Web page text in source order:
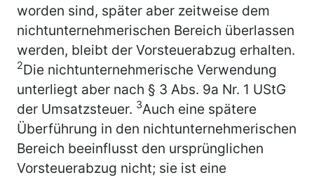
worden sind, später aber zeitweise dem
nichtunternehmerischen Bereich überlassen
werden, bleibt der Vorsteuerabzug erhalten.
2Die nichtunternehmerische Verwendung
unterliegt aber nach § 3 Abs. 9a Nr. 1 UStG
der Umsatzsteuer. 3Auch eine spätere
Überführung in den nichtunternehmerischen
Bereich beeinflusst den ursprünglichen
Vorsteuerabzug nicht; sie ist eine